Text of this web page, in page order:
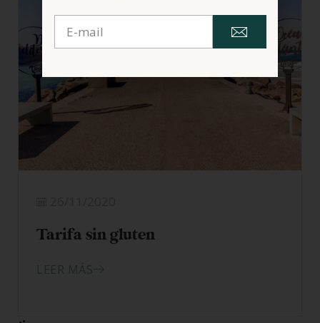
Tarifa sin gluten
LEER MÁS